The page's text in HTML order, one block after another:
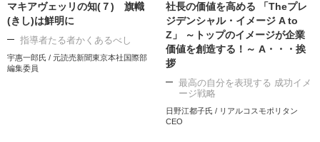
マキアヴェッリの知(７) 旗幟
(きし)は鮮明に
指導者たる者かくあるべし
宇惠一郎氏 / 元読売新聞東京本社国際部
編集委員
社長の価値を高める 「Theプレ
ジデンシャル・イメージ A to
Z」 ～トップのイメージが企業
価値を創造する！～ A・・・挨
拶
最高の自分を表現する 成功イメ
ージ戦略
日野江都子氏 / リアルコスモポリタン
CEO